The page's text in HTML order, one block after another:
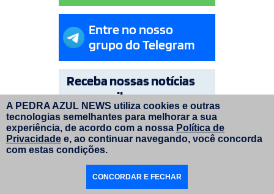
Entre no nosso
grupo do Telegram
Receba nossas notícias
por e-mail
OK
© Copyright Pedra Azul News 2026. Todos os direitos
reservados. | Layout do site:faroldesign.com.br
Programação e manutenção:inversadigital.com.br
A PEDRA AZUL NEWS utiliza cookies e outras
tecnologias semelhantes para melhorar a sua
experiência, de acordo com a nossa Política de
Privacidade e, ao continuar navegando, você concorda
com estas condições.
CONCORDAR E FECHAR